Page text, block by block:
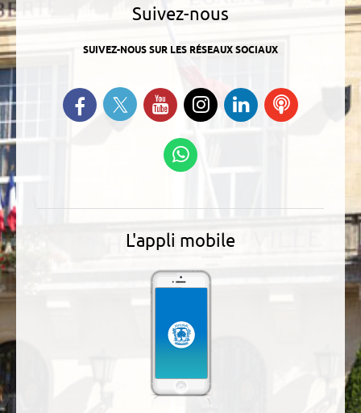
Suivez-nous
SUIVEZ-NOUS SUR LES RÉSEAUX SOCIAUX
Retrouvez-nous sur Facebook
Suivez-nous sur Twitter
Suivez-nous sur YouTube
Suivez-nous sur
Instagram
Retrouvez-
nous sur
Ecoutez
L'appli mobile